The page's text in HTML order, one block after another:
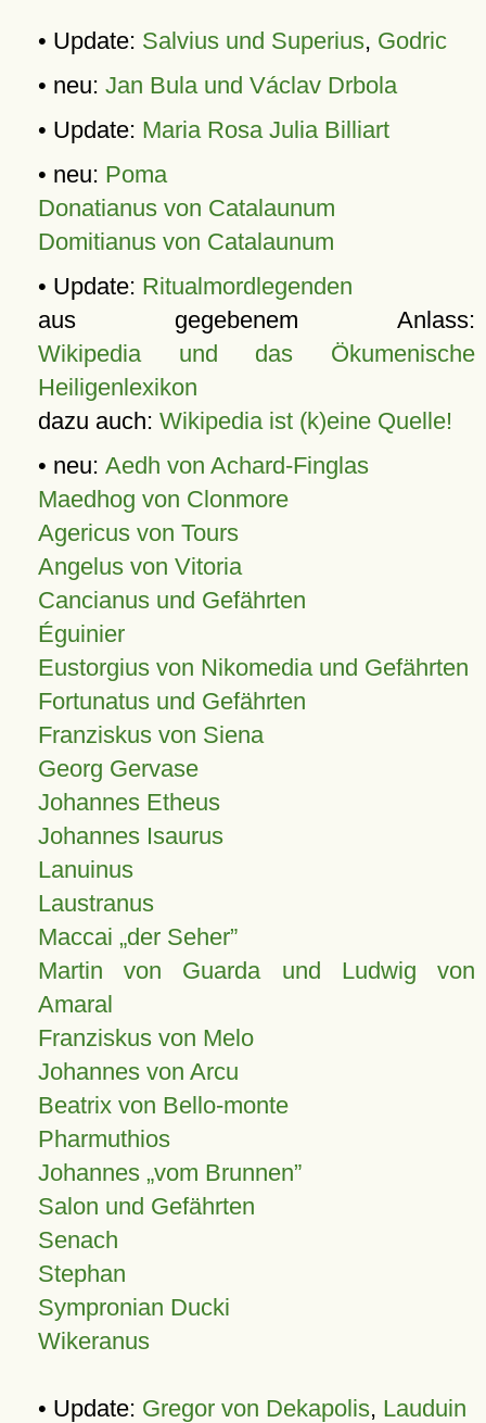
• Update: Salvius und Superius, Godric
• neu: Jan Bula und Václav Drbola
• Update: Maria Rosa Julia Billiart
• neu: Poma
Donatianus von Catalaunum
Domitianus von Catalaunum
• Update: Ritualmordlegenden
aus gegebenem Anlass:
Wikipedia und das Ökumenische
Heiligenlexikon
dazu auch: Wikipedia ist (k)eine Quelle!
• neu: Aedh von Achard-Finglas
Maedhog von Clonmore
Agericus von Tours
Angelus von Vitoria
Cancianus und Gefährten
Éguinier
Eustorgius von Nikomedia und Gefährten
Fortunatus und Gefährten
Franziskus von Siena
Georg Gervase
Johannes Etheus
Johannes Isaurus
Lanuinus
Laustranus
Maccai „der Seher”
Martin von Guarda und Ludwig von
Amaral
Franziskus von Melo
Johannes von Arcu
Beatrix von Bello-monte
Pharmuthios
Johannes vom Brunnen
Salon und Gefährten
Senach
Stephan
Sympronian Ducki
Wikeranus
• Update: Gregor von Dekapolis, Lauduin